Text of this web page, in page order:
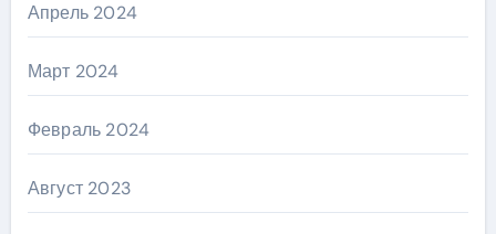
Апрель 2024
Март 2024
Февраль 2024
Август 2023